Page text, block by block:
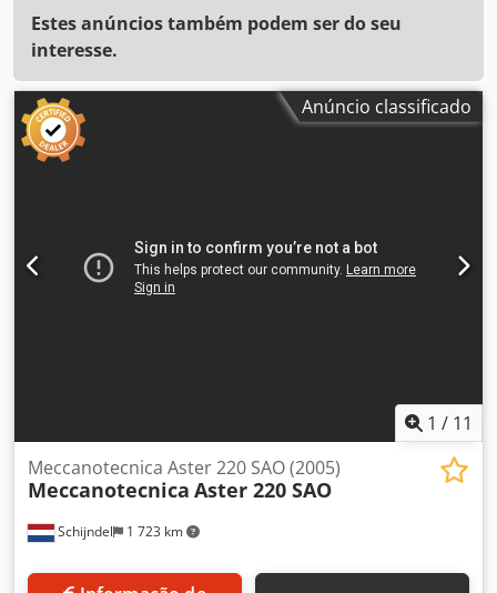
Estes anúncios também podem ser do seu
interesse.
Anúncio classificado
1 / 11
Schijndel 1 723 km
Meccanotecnica Aster 220 SAO (2005)
Meccanotecnica Aster 220 SAO